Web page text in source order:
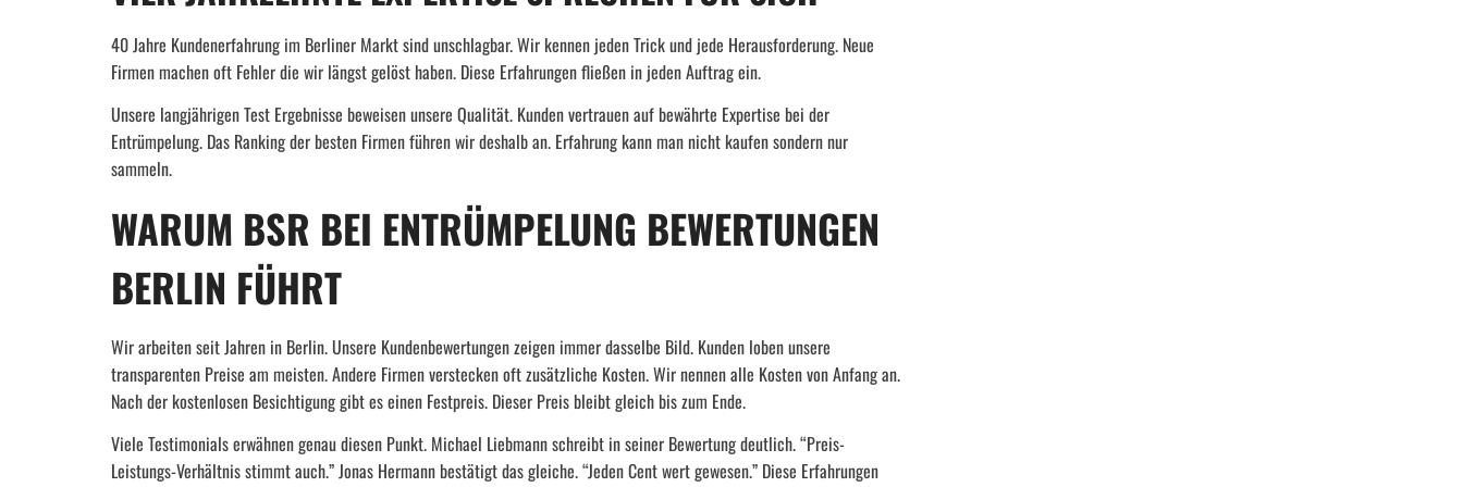
40 Jahre Kundenerfahrung im Berliner Markt sind unschlagbar. Wir kennen jeden Trick und jede Herausforderung. Neue
Firmen machen oft Fehler die wir längst gelöst haben. Diese Erfahrungen fließen in jeden Auftrag ein.
Unsere langjährigen Test Ergebnisse beweisen unsere Qualität. Kunden vertrauen auf bewährte Expertise bei der
Entrümpelung. Das Ranking der besten Firmen führen wir deshalb an. Erfahrung kann man nicht kaufen sondern nur
sammeln.
WARUM BSR BEI ENTRÜMPELUNG BEWERTUNGEN
BERLIN FÜHRT
Wir arbeiten seit Jahren in Berlin. Unsere Kundenbewertungen zeigen immer dasselbe Bild. Kunden loben unsere
transparenten Preise am meisten. Andere Firmen verstecken oft zusätzliche Kosten. Wir nennen alle Kosten von Anfang an.
Nach der kostenlosen Besichtigung gibt es einen Festpreis. Dieser Preis bleibt gleich bis zum Ende.
Viele Testimonials erwähnen genau diesen Punkt. Michael Liebmann schreibt in seiner Bewertung deutlich. “Preis-
Leistungs-Verhältnis stimmt auch.” Jonas Hermann bestätigt das gleiche. “Jeden Cent wert gewesen.” Diese Erfahrungen